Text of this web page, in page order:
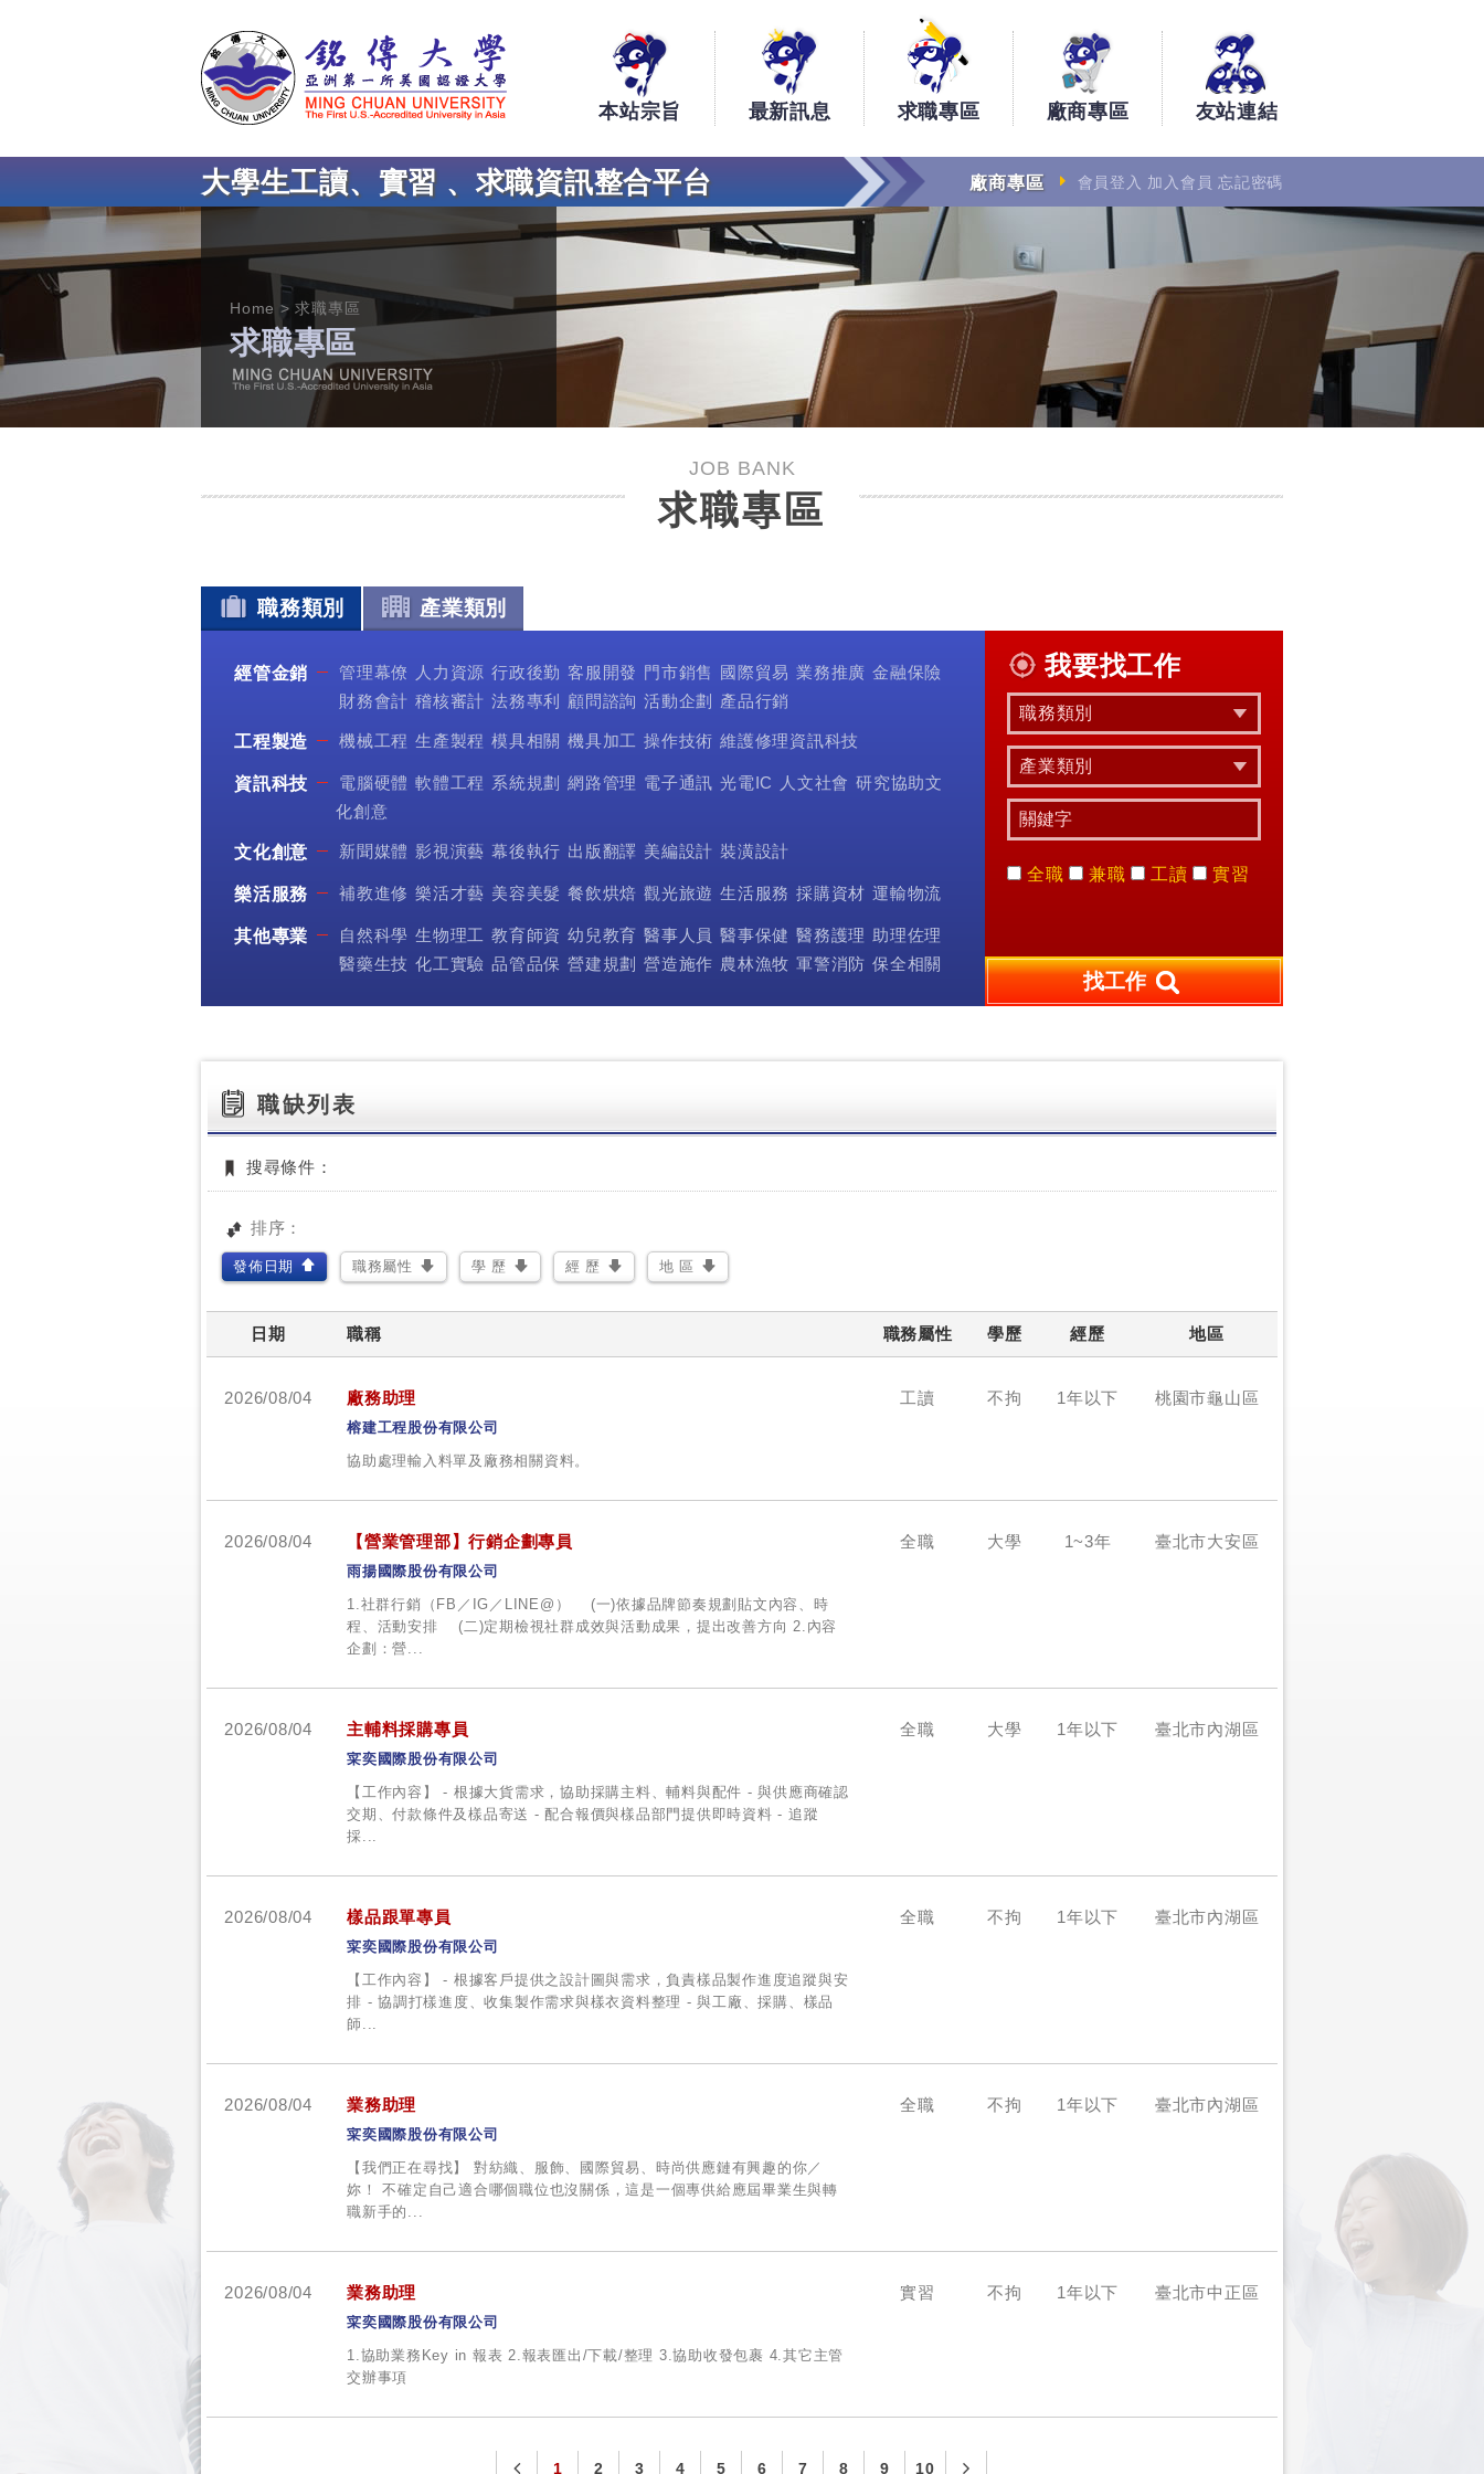
銘傳大學大學生工讀、實習、求職資訊整合平台
本站宗旨 最新訊息 求職專區 廠商專區 友站連結
大學生工讀、實習 、求職資訊整合平台 廠商專區 會員登入 加入會員 忘記密碼
Home 求職專區
求職專區
JOB BANK
求職專區
我要找工作
職務類別
產業類別
全職 兼職 工讀 實習
找工作
職務類別 產業類別
經管金銷 管理幕僚 人力資源 行政後勤 客服開發 門市銷售 國際貿易 業務推廣 金融保險
財務會計 稽核審計 法務專利 顧問諮詢 活動企劃 產品行銷
工程製造 機械工程 生產製程 模具相關 機具加工 操作技術 維護修理資訊科技
資訊科技 電腦硬體 軟體工程 系統規劃 網路管理 電子通訊 光電IC 人文社會 研究協助文
化創意
文化創意 新聞媒體 影視演藝 幕後執行 出版翻譯 美編設計 裝潢設計
樂活服務 補教進修 樂活才藝 美容美髮 餐飲烘焙 觀光旅遊 生活服務 採購資材 運輸物流
其他專業 自然科學 生物理工 教育師資 幼兒教育 醫事人員 醫事保健 醫務護理 助理佐理
醫藥生技 化工實驗 品管品保 營建規劃 營造施作 農林漁牧 軍警消防 保全相關
職缺列表
搜尋條件：
排序：
發佈日期 職務屬性 學 歷 經 歷 地 區
日期 職稱 職務屬性 學歷 經歷 地區
2026/08/04 廠務助理
榕建工程股份有限公司
協助處理輸入料單及廠務相關資料。
工讀 不拘 1年以下 桃園市龜山區
2026/08/04 【營業管理部】行銷企劃專員
雨揚國際股份有限公司
1.社群行銷（FB／IG／LINE@） (一)依據品牌節奏規劃貼文內容、時
程、活動安排 (二)定期檢視社群成效與活動成果，提出改善方向 2.內容
企劃：營...
全職 大學 1~3年 臺北市大安區
2026/08/04 主輔料採購專員
寀奕國際股份有限公司
【工作內容】 - 根據大貨需求，協助採購主料、輔料與配件 - 與供應商確認
交期、付款條件及樣品寄送 - 配合報價與樣品部門提供即時資料 - 追蹤
採...
全職 大學 1年以下 臺北市內湖區
2026/08/04 樣品跟單專員
寀奕國際股份有限公司
【工作內容】 - 根據客戶提供之設計圖與需求，負責樣品製作進度追蹤與安
排 - 協調打樣進度、收集製作需求與樣衣資料整理 - 與工廠、採購、樣品
師...
全職 不拘 1年以下 臺北市內湖區
2026/08/04 業務助理
寀奕國際股份有限公司
【我們正在尋找】 對紡織、服飾、國際貿易、時尚供應鏈有興趣的你／
妳！ 不確定自己適合哪個職位也沒關係，這是一個專供給應屆畢業生與轉
職新手的...
全職 不拘 1年以下 臺北市內湖區
2026/08/04 業務助理
寀奕國際股份有限公司
1.協助業務Key in 報表 2.報表匯出/下載/整理 3.協助收發包裹 4.其它主管
交辦事項
實習 不拘 1年以下 臺北市中正區
1 2 3 4 5 6 7 8 9 10